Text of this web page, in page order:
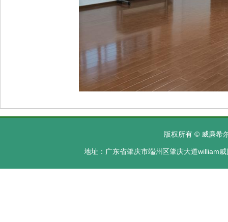
版权所有 © 威廉希
地址：广东省肇庆市端州区肇庆大道william